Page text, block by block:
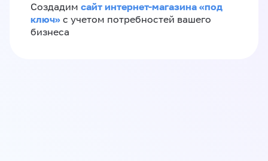
Создадим сайт интернет-магазина «под
ключ» с учетом потребностей вашего
бизнеса